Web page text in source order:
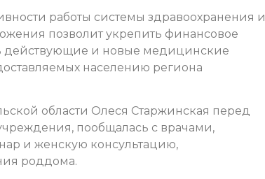
работы системы здравоохранения и
позволит укрепить финансовое
действующие и новые медицинские
населению региона
области Олеся Старжинская перед
пообщалась с врачами,
и женскую консультацию,
роддома.